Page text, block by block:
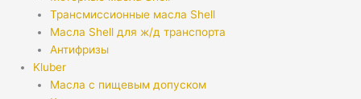
Трансмиссионные масла Shell
Масла Shell для ж/д транспорта
Антифризы
Kluber
Масла с пищевым допуском